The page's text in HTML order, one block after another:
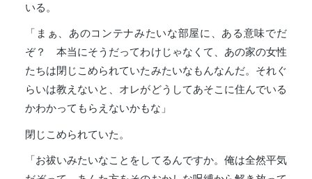
いる。
「まぁ、あのコンテナみたいな部屋に、ある意味でだ
ぞ？ 本当にそうだってわけじゃなくて、あの家の女性
たちは閉じこめられていたみたいなもんなんだ。それぐ
らいは教えないと、オレがどうしてあそこに住んでいる
かわかってもらえないかもな」
閉じこめられていた。
「お祓いみたいなことをしてるんですか。俺は全然平気